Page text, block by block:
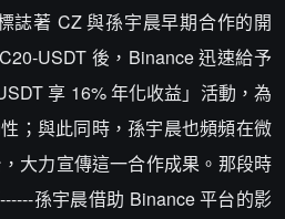
誌著 CZ 與孫宇晨早期合作的開
後，Binance 迅速給予
享 16% 年化收益」活動，為
；與此同時，孫宇晨也頻頻在微
大力宣傳這一合作成果。那段時
孫宇晨借助 Binance 平台的影